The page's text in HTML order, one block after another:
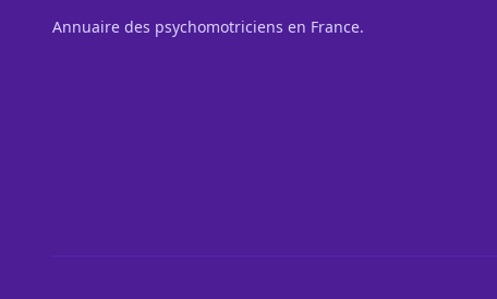
Annuaire des psychomotriciens en France.